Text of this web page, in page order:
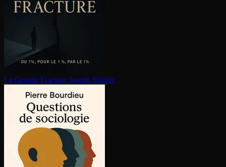
La Grande Fracture Joseph Stiglitz